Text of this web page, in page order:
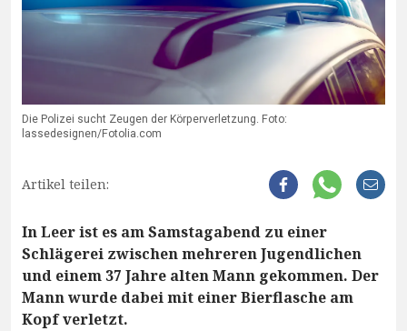
Die Polizei sucht Zeugen der Körperverletzung. Foto:
lassedesignen/Fotolia.com
Artikel teilen:
In Leer ist es am Samstagabend zu einer
Schlägerei zwischen mehreren Jugendlichen
und einem 37 Jahre alten Mann gekommen. Der
Mann wurde dabei mit einer Bierflasche am
Kopf verletzt.